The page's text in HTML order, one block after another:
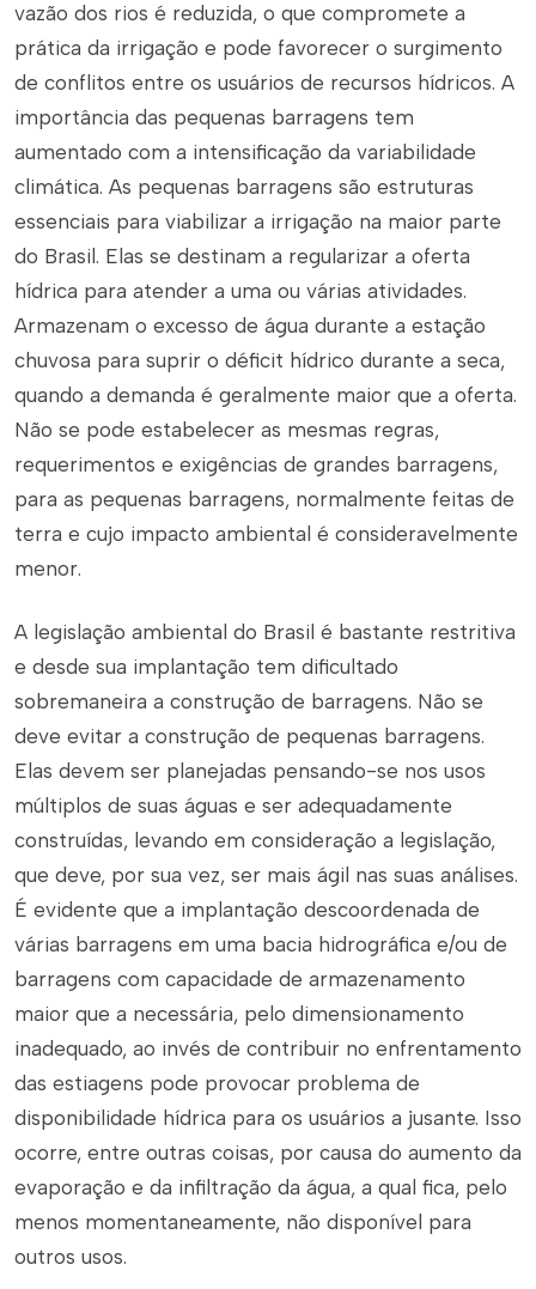
vazão dos rios é reduzida, o que compromete a
prática da irrigação e pode favorecer o surgimento
de conflitos entre os usuários de recursos hídricos. A
importância das pequenas barragens tem
aumentado com a intensificação da variabilidade
climática. As pequenas barragens são estruturas
essenciais para viabilizar a irrigação na maior parte
do Brasil. Elas se destinam a regularizar a oferta
hídrica para atender a uma ou várias atividades.
Armazenam o excesso de água durante a estação
chuvosa para suprir o déficit hídrico durante a seca,
quando a demanda é geralmente maior que a oferta.
Não se pode estabelecer as mesmas regras,
requerimentos e exigências de grandes barragens,
para as pequenas barragens, normalmente feitas de
terra e cujo impacto ambiental é consideravelmente
menor.
A legislação ambiental do Brasil é bastante restritiva
e desde sua implantação tem dificultado
sobremaneira a construção de barragens. Não se
deve evitar a construção de pequenas barragens.
Elas devem ser planejadas pensando-se nos usos
múltiplos de suas águas e ser adequadamente
construídas, levando em consideração a legislação,
que deve, por sua vez, ser mais ágil nas suas análises.
É evidente que a implantação descoordenada de
várias barragens em uma bacia hidrográfica e/ou de
barragens com capacidade de armazenamento
maior que a necessária, pelo dimensionamento
inadequado, ao invés de contribuir no enfrentamento
das estiagens pode provocar problema de
disponibilidade hídrica para os usuários a jusante. Isso
ocorre, entre outras coisas, por causa do aumento da
evaporação e da infiltração da água, a qual fica, pelo
menos momentaneamente, não disponível para
outros usos.